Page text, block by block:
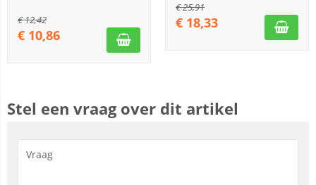
€12,42
€ 10,86
€25,91
€ 18,33
Stel een vraag over dit artikel